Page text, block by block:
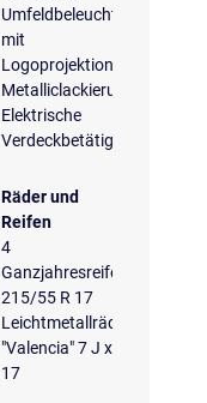
Umfeldbeleuchtung
mit
Logoprojektion
Metalliclackierung
Elektrische
Verdeckbetätigung
Räder und
Reifen
4
Ganzjahresreifen
215/55 R 17
Leichtmetallräder
"Valencia" 7 J x
17